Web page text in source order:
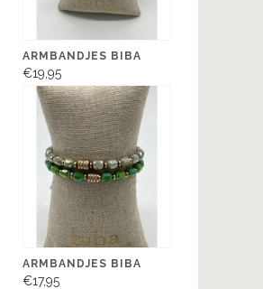
ARMBANDJES BIBA
€19,95
ARMBANDJES BIBA
€17,95